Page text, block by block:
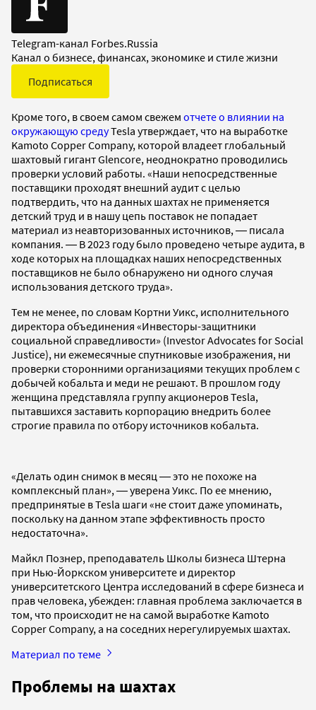
Telegram-канал Forbes.Russia
Канал о бизнесе, финансах, экономике и стиле жизни
Подписаться
Кроме того, в своем самом свежем отчете о влиянии на
окружающую средуTesla утверждает, что на выработке
Kamoto Copper Company, которой владеет глобальный
шахтовый гигант Glencore, неоднократно проводились
проверки условий работы. «Наши непосредственные
поставщики проходят внешний аудит с целью
подтвердить, что на данных шахтах не применяется
детский труд и в нашу цепь поставок не попадает
материал из неавторизованных источников, ― писала
компания. ― В 2023 году было проведено четыре аудита, в
ходе которых на площадках наших непосредственных
поставщиков не было обнаружено ни одного случая
использования детского труда».
Тем не менее, по словам Кортни Уикс, исполнительного
директора объединения «Инвесторы-защитники
социальной справедливости» (Investor Advocates for Social
Justice), ни ежемесячные спутниковые изображения, ни
проверки сторонними организациями текущих проблем с
добычей кобальта и меди не решают. В прошлом году
женщина представляла группу акционеров Tesla,
пытавшихся заставить корпорацию внедрить более
строгие правила по отбору источников кобальта.
«Делать один снимок в месяц ― это не похоже на
комплексный план», ― уверена Уикс. По ее мнению,
предпринятые в Tesla шаги «не стоит даже упоминать,
поскольку на данном этапе эффективность просто
недостаточна».
Майкл Познер, преподаватель Школы бизнеса Штерна
при Нью-Йоркском университете и директор
университетского Центра исследований в сфере бизнеса и
прав человека, убежден: главная проблема заключается в
том, что происходит не на самой выработке Kamoto
Copper Company, а на соседних нерегулируемых шахтах.
Материал по теме
Проблемы на шахтах